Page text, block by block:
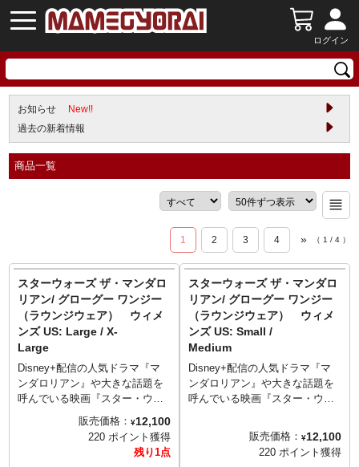
ログイン
お知らせ
New!!
過去の新着情報
商品一覧
1 2 3 4 » （ 1 / 4 ）
スターウォーズ ザ・マンダロ
リアン/ グローグー ワンジー
（ラウンジウェア） ウィメ
ンズ US: Large / X-
Large
Disney+配信の人気ドラマ『マ
ンダロリアン』や大きな話題を
呼んでいる映画『スター・ウォ
ーズ／マンダロリアン・アン
ド・グローグー』で、「マンド
ー」ことディン・ジャリンと行
動を共にする、お茶目っ子グロ
販売価格： ¥12,100
220 ポイント獲得
残り1点
スターウォーズ ザ・マンダロ
リアン/ グローグー ワンジー
（ラウンジウェア） ウィメ
ンズ US: Small /
Medium
Disney+配信の人気ドラマ『マ
ンダロリアン』や大きな話題を
呼んでいる映画『スター・ウォ
ド・グローグー』で、「マンド
ー」ことディン・ジャリンと行
動を共にする、お茶目っ子グロ
販売価格： ¥12,100
220 ポイント獲得